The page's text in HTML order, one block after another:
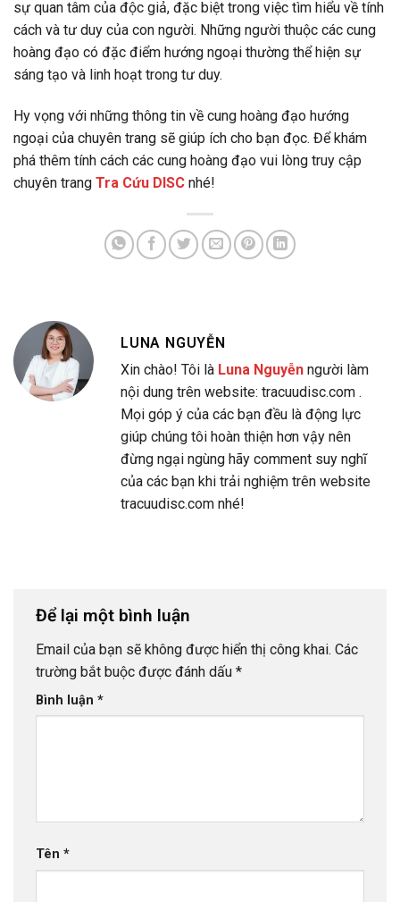
sự quan tâm của độc giả, đặc biệt trong việc tìm hiểu về tính
cách và tư duy của con người. Những người thuộc các cung
hoàng đạo có đặc điểm hướng ngoại thường thể hiện sự
sáng tạo và linh hoạt trong tư duy.
Hy vọng với những thông tin về cung hoàng đạo hướng
ngoại của chuyên trang sẽ giúp ích cho bạn đọc. Để khám
phá thêm tính cách các cung hoàng đạo vui lòng truy cập
chuyên trang Tra Cứu DISC nhé!
LUNA NGUYỄN
Xin chào! Tôi là Luna Nguyễn người làm
nội dung trên website: tracuudisc.com .
Mọi góp ý của các bạn đều là động lực
giúp chúng tôi hoàn thiện hơn vậy nên
đừng ngại ngùng hãy comment suy nghĩ
của các bạn khi trải nghiệm trên website
tracuudisc.com nhé!
Để lại một bình luận
Email của bạn sẽ không được hiển thị công khai. Các
trường bắt buộc được đánh dấu *
Bình luận *
Tên *